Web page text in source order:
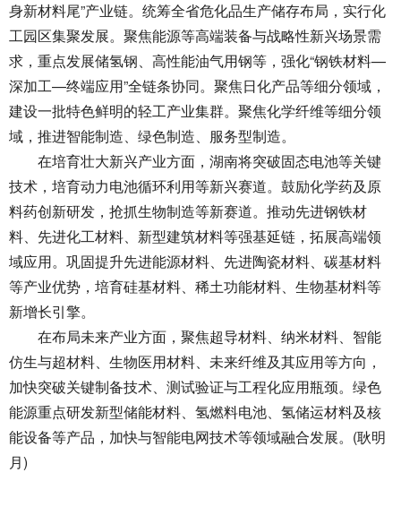
身新材料尾”产业链。统筹全省危化品生产储存布局，实行化
工园区集聚发展。聚焦能源等高端装备与战略性新兴场景需
求，重点发展储氢钢、高性能油气用钢等，强化“钢铁材料—
深加工—终端应用”全链条协同。聚焦日化产品等细分领域，
建设一批特色鲜明的轻工产业集群。聚焦化学纤维等细分领
域，推进智能制造、绿色制造、服务型制造。
在培育壮大新兴产业方面，湖南将突破固态电池等关键
技术，培育动力电池循环利用等新兴赛道。鼓励化学药及原
料药创新研发，抢抓生物制造等新赛道。推动先进钢铁材
料、先进化工材料、新型建筑材料等强基延链，拓展高端领
域应用。巩固提升先进能源材料、先进陶瓷材料、碳基材料
等产业优势，培育硅基材料、稀土功能材料、生物基材料等
新增长引擎。
在布局未来产业方面，聚焦超导材料、纳米材料、智能
仿生与超材料、生物医用材料、未来纤维及其应用等方向，
加快突破关键制备技术、测试验证与工程化应用瓶颈。绿色
能源重点研发新型储能材料、氢燃料电池、氢储运材料及核
能设备等产品，加快与智能电网技术等领域融合发展。(耿明
月)